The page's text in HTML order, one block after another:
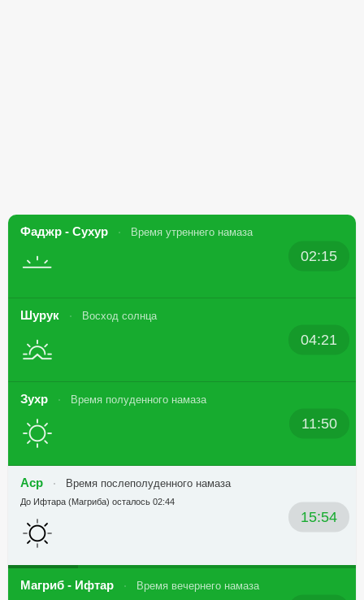
Фаджр - Сухур Время утреннего намаза
02:15
Шурук Восход солнца
04:21
Зухр Время полуденного намаза
11:50
Аср Время послеполуденного намаза
15:54
До Ифтара (Магриба) осталось 02:44
Магриб - Ифтар Время вечернего намаза